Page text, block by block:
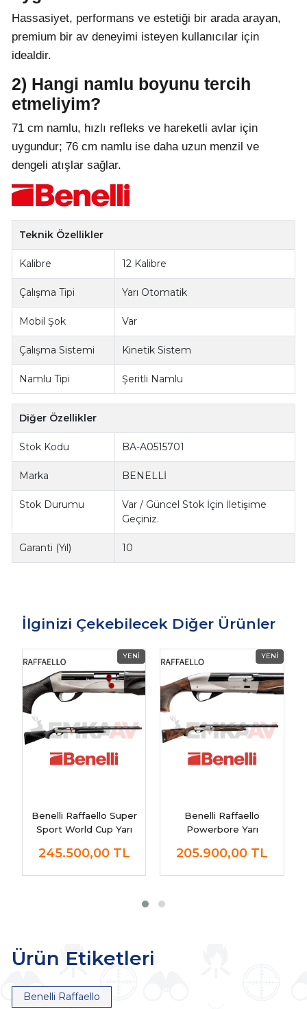
Hassasiyet, performans ve estetiği bir arada arayan,
premium bir av deneyimi isteyen kullanıcılar için
idealdir.
2) Hangi namlu boyunu tercih
etmeliyim?
71 cm namlu, hızlı refleks ve hareketli avlar için
uygundur; 76 cm namlu ise daha uzun menzil ve
dengeli atışlar sağlar.
Teknik Özellikler
Kalibre 12 Kalibre
Çalışma Tipi Yarı Otomatik
Mobil Şok Var
Çalışma Sistemi Kinetik Sistem
Namlu Tipi Şeritli Namlu
Diğer Özellikler
Stok Kodu BA-A0515701
Marka BENELLİ
Stok Durumu
Var / Güncel Stok İçin İletişime
Geçiniz.
Garanti (Yıl) 10
İlginizi Çekebilecek Diğer Ürünler
Benelli Raffaello Super
Sport World Cup Yarı
245.500,00 TL
Benelli Raffaello
Powerbore Yarı
205.900,00 TL
Ürün Etiketleri
Benelli Raffaello